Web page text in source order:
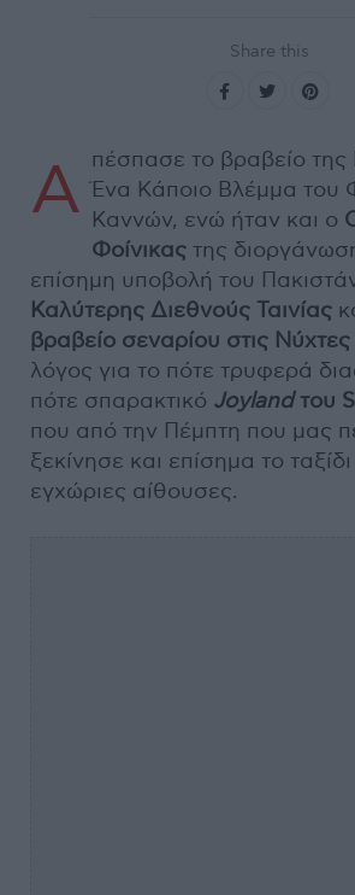
Share this
Α πέσπασε το βραβείο της
Ένα Κάποιο Βλέμμα του
Καννών, ενώ ήταν και ο
Φοίνικας της
επίσημη υποβολή του
Καλύτερης Διεθνούς Ταινίας
βραβείο σεναρίου στις
λόγος για το πότε τρυφερά
πότε σπαρακτικό Joylandτου
που από την Πέμπτη που μας
ξεκίνησε και επίσημα το
εγχώριες αίθουσες.